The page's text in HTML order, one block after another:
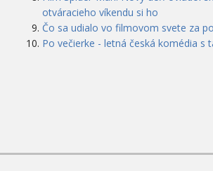
otváracieho víkendu si ho
Čo sa udialo vo filmovom svete za
Po večierke - letná česká komédia s